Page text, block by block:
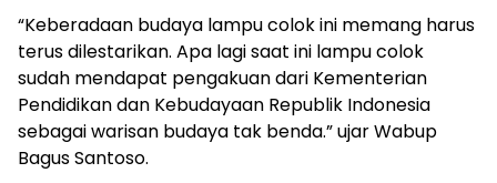
“Keberadaan budaya lampu colok ini memang harus
terus dilestarikan. Apa lagi saat ini lampu colok
sudah mendapat pengakuan dari Kementerian
Pendidikan dan Kebudayaan Republik Indonesia
sebagai warisan budaya tak benda.” ujar Wabup
Bagus Santoso.